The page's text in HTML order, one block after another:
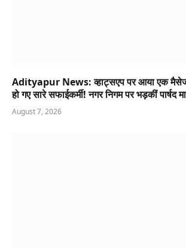
Adityapur News: व्हाट्सएप पर आया एक मैसेज
हो गए सारे सफाईकर्मी! नगर निगम पर भड़कीं पार्षद
August 7, 2026